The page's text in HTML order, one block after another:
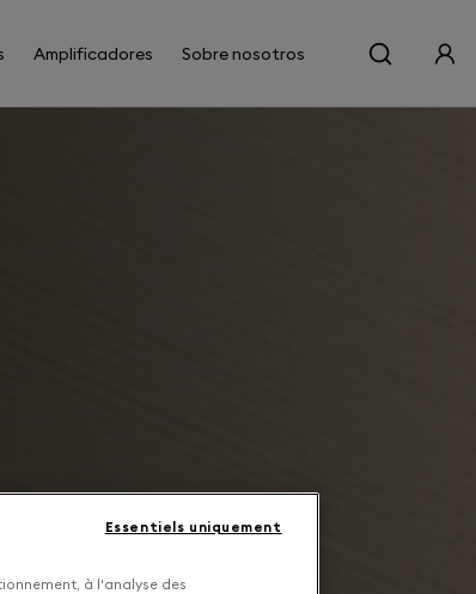
Amplificadores Sobre nosotros
à l'analyse des
Essentiels uniquement